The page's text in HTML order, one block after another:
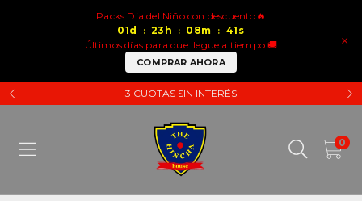
×
Packs Dia del Niño con descuento🔥
01d : 23 h : 08m : 41 s
Últimos días para que llegue a tiempo 🚚
COMPRAR AHORA
3 CUOTAS SIN INTERÉS
0